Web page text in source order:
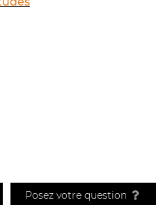
Posez votre question